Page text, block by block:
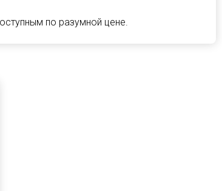
по разумной цене.